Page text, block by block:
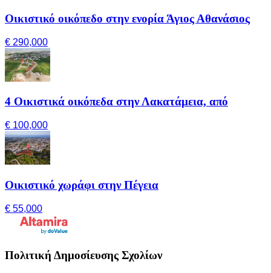
Οικιστικό οικόπεδο στην ενορία Άγιος Αθανάσιος
€ 290,000
4 Οικιστικά οικόπεδα στην Λακατάμεια, από
€ 100,000
Οικιστικό χωράφι στην Πέγεια
€ 55,000
Πολιτική Δημοσίευσης Σχολίων